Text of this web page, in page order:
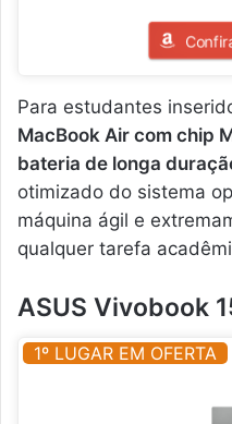
Para estudantes
MacBook Air com chip
bateria de longa
otimizado do sistema
máquina ágil e
qualquer tarefa
ASUS Vivobook
1º LUGAR EM OFERTA